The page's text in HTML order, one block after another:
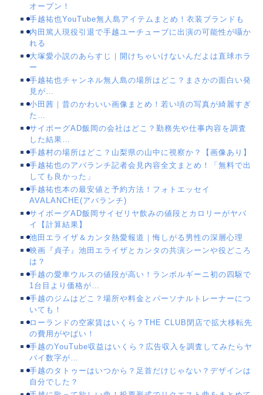
オープン！
手越祐也YouTube無人島アイテムまとめ！衣装ブランドも
内田篤人現役引退で手越ユーチューブに出演の可能性が囁か
れる
大塚愛小説のあらすじ｜開けちゃいけないんだよは直球ホラ
ー
手越祐也チャンネル無人島の場所はどこ？まさかの面白い発
見が…
小田茜｜昔のかわいい画像まとめ！若い頃の写真が綺麗すぎ
た…
サイボーグAD飯岡の会社はどこ？勤務先や仕事内容を調査
した結果…
手越村の場所はどこ？山梨県の山中に視察か？【画像あり】
手越祐也のアバランチ記者会見内容全文まとめ！「無料で出
しても良かった」
手越祐也本の最安値と予約方法！フォトエッセイ
AVALANCHE(アバランチ)
サイボーグAD飯岡サイゼリヤ飲みの値段とカロリーがヤバ
イ【計算結果】
池田エライザ＆カンタ熱愛報道｜悔しがる男性の深層心理
映画『貞子』池田エライザとカンタの共演シーンや役どころ
は？
手越の愛車ウルスの値段が高い！ランボルギーニ初の四駆で
1台目より価格が…
手越のジムはどこ？場所や料金とパーソナルトレーナーにつ
いても！
ローランドの空家賃はいくら？THE CLUB閉店で拡大移転先
の費用がやばい！
手越のYouTube収益はいくら？広告収入を調査してみたらヤ
バイ数字が…
手越のタトゥーはいつから？足首だけじゃない？デザインは
自分でした？